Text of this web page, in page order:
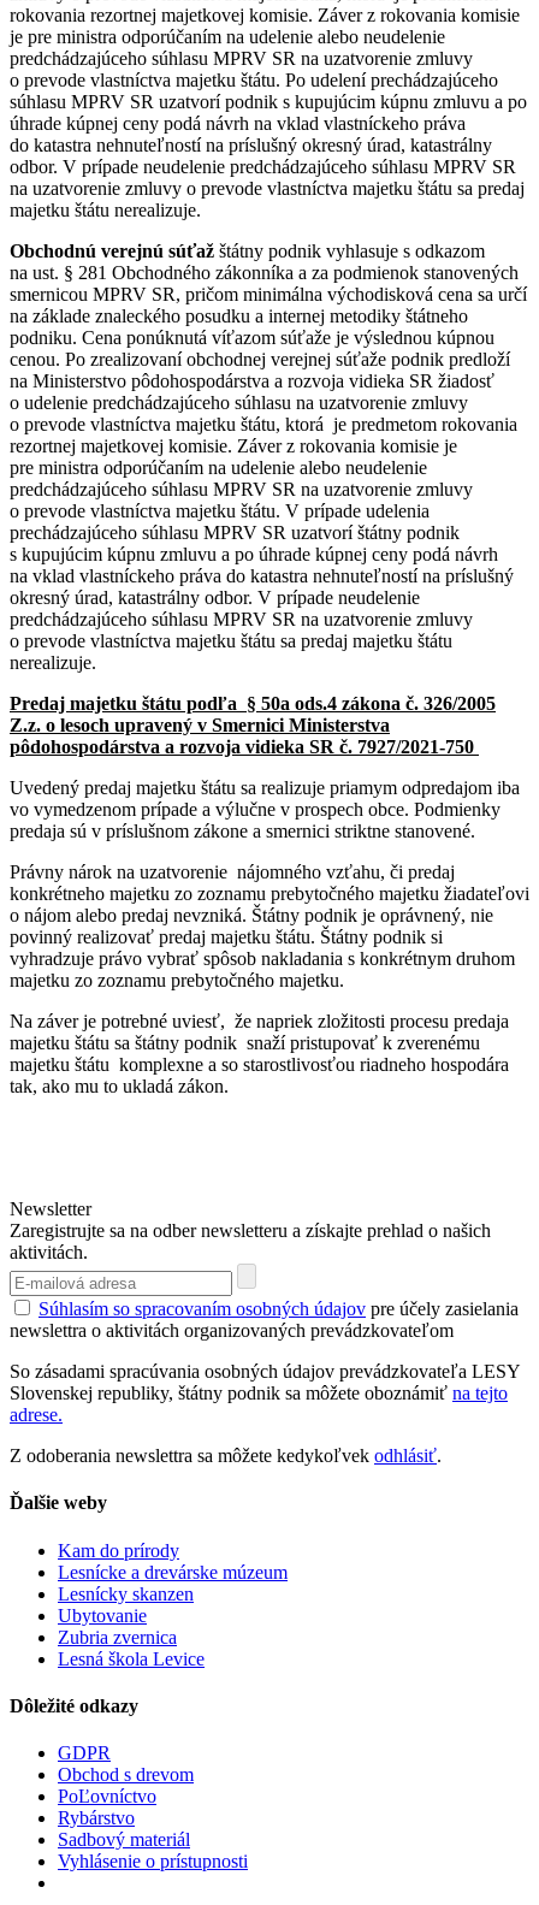
rokovania rezortnej majetkovej komisie. Záver z rokovania komisie
je pre ministra odporúčaním na udelenie alebo neudelenie
predchádzajúceho súhlasu MPRV SR na uzatvorenie zmluvy
o prevode vlastníctva majetku štátu. Po udelení prechádzajúceho
súhlasu MPRV SR uzatvorí podnik s kupujúcim kúpnu zmluvu a po
úhrade kúpnej ceny podá návrh na vklad vlastníckeho práva
do katastra nehnuteľností na príslušný okresný úrad, katastrálny
odbor. V prípade neudelenie predchádzajúceho súhlasu MPRV SR
na uzatvorenie zmluvy o prevode vlastníctva majetku štátu sa predaj
majetku štátu nerealizuje.
Obchodnú verejnú súťaž štátny podnik vyhlasuje s odkazom
na ust. § 281 Obchodného zákonníka a za podmienok stanovených
smernicou MPRV SR, pričom minimálna východisková cena sa určí
na základe znaleckého posudku a internej metodiky štátneho
podniku. Cena ponúknutá víťazom súťaže je výslednou kúpnou
cenou. Po zrealizovaní obchodnej verejnej súťaže podnik predloží
na Ministerstvo pôdohospodárstva a rozvoja vidieka SR žiadosť
o udelenie predchádzajúceho súhlasu na uzatvorenie zmluvy
o prevode vlastníctva majetku štátu, ktorá je predmetom rokovania
rezortnej majetkovej komisie. Záver z rokovania komisie je
pre ministra odporúčaním na udelenie alebo neudelenie
predchádzajúceho súhlasu MPRV SR na uzatvorenie zmluvy
o prevode vlastníctva majetku štátu. V prípade udelenia
prechádzajúceho súhlasu MPRV SR uzatvorí štátny podnik
s kupujúcim kúpnu zmluvu a po úhrade kúpnej ceny podá návrh
na vklad vlastníckeho práva do katastra nehnuteľností na príslušný
okresný úrad, katastrálny odbor. V prípade neudelenie
predchádzajúceho súhlasu MPRV SR na uzatvorenie zmluvy
o prevode vlastníctva majetku štátu sa predaj majetku štátu
nerealizuje.
Predaj majetku štátu podľa § 50a ods.4 zákona č. 326/2005
Z.z. o lesoch upravený v Smernici Ministerstva
pôdohospodárstva a rozvoja vidieka SR č. 7927/2021-750
Uvedený predaj majetku štátu sa realizuje priamym odpredajom iba
vo vymedzenom prípade a výlučne v prospech obce. Podmienky
predaja sú v príslušnom zákone a smernici striktne stanovené.
Právny nárok na uzatvorenie nájomného vzťahu, či predaj
konkrétneho majetku zo zoznamu prebytočného majetku žiadateľovi
o nájom alebo predaj nevzniká. Štátny podnik je oprávnený, nie
povinný realizovať predaj majetku štátu. Štátny podnik si
vyhradzuje právo vybrať spôsob nakladania s konkrétnym druhom
majetku zo zoznamu prebytočného majetku.
Na záver je potrebné uviesť, že napriek zložitosti procesu predaja
majetku štátu sa štátny podnik snaží pristupovať k zverenému
majetku štátu komplexne a so starostlivosťou riadneho hospodára
tak, ako mu to ukladá zákon.
Newsletter
Zaregistrujte sa na odber newsletteru a získajte prehlad o našich
aktivitách.
Súhlasím so spracovaním osobných údajov pre účely zasielania
newslettra o aktivitách organizovaných prevádzkovateľom
So zásadami spracúvania osobných údajov prevádzkovateľa LESY
Slovenskej republiky, štátny podnik sa môžete oboznámiť na tejto
adrese.
Z odoberania newslettra sa môžete kedykoľvek odhlásiť.
Ďalšie weby
Kam do prírody
Lesnícke a drevárske múzeum
Lesnícky skanzen
Ubytovanie
Zubria zvernica
Lesná škola Levice
Dôležité odkazy
GDPR
Obchod s drevom
PoĽovníctvo
Rybárstvo
Sadbový materiál
Vyhlásenie o prístupnosti